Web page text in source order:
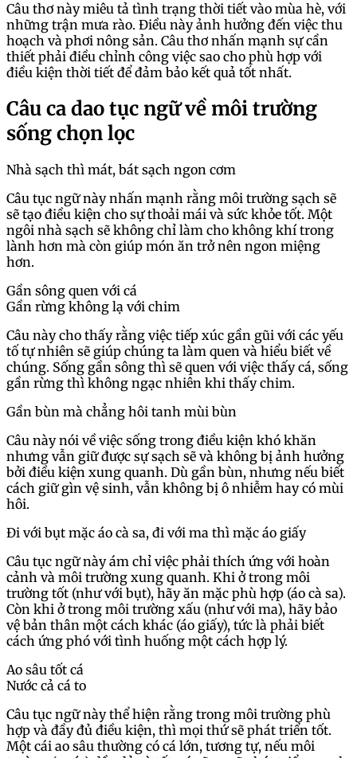
Câu thơ này miêu tả tình trạng thời tiết vào mùa hè, với
những trận mưa rào. Điều này ảnh hưởng đến việc thu
hoạch và phơi nông sản. Câu thơ nhấn mạnh sự cần
thiết phải điều chỉnh công việc sao cho phù hợp với
điều kiện thời tiết để đảm bảo kết quả tốt nhất.
Câu ca dao tục ngữ về môi trường
sống chọn lọc
Nhà sạch thì mát, bát sạch ngon cơm
Câu tục ngữ này nhấn mạnh rằng môi trường sạch sẽ
sẽ tạo điều kiện cho sự thoải mái và sức khỏe tốt. Một
ngôi nhà sạch sẽ không chỉ làm cho không khí trong
lành hơn mà còn giúp món ăn trở nên ngon miệng
hơn.
Gần sông quen với cá
Gần rừng không lạ với chim
Câu này cho thấy rằng việc tiếp xúc gần gũi với các yếu
tố tự nhiên sẽ giúp chúng ta làm quen và hiểu biết về
chúng. Sống gần sông thì sẽ quen với việc thấy cá, sống
gần rừng thì không ngạc nhiên khi thấy chim.
Gần bùn mà chẳng hôi tanh mùi bùn
Câu này nói về việc sống trong điều kiện khó khăn
nhưng vẫn giữ được sự sạch sẽ và không bị ảnh hưởng
bởi điều kiện xung quanh. Dù gần bùn, nhưng nếu biết
cách giữ gìn vệ sinh, vẫn không bị ô nhiễm hay có mùi
hôi.
Đi với bụt mặc áo cà sa, đi với ma thì mặc áo giấy
Câu tục ngữ này ám chỉ việc phải thích ứng với hoàn
cảnh và môi trường xung quanh. Khi ở trong môi
trường tốt (như với bụt), hãy ăn mặc phù hợp (áo cà sa).
Còn khi ở trong môi trường xấu (như với ma), hãy bảo
vệ bản thân một cách khác (áo giấy), tức là phải biết
cách ứng phó với tình huống một cách hợp lý.
Ao sâu tốt cá
Nước cả cá to
Câu tục ngữ này thể hiện rằng trong môi trường phù
hợp và đầy đủ điều kiện, thì mọi thứ sẽ phát triển tốt.
Một cái ao sâu thường có cá lớn, tương tự, nếu môi